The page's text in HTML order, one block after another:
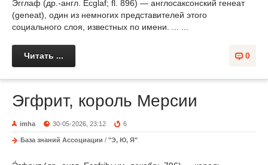
Э́гглаф (др.-англ. Ecglaf; fl. 896) — англосаксонский генеат
(geneat), один из немногих представителей этого
социального слоя, известных по имени. ... ...
0
Читать ...
Эгфрит, король Мерсии
imha 30-05-2026, 23:12 6
База знаний Ассоциации / "Э, Ю, Я"